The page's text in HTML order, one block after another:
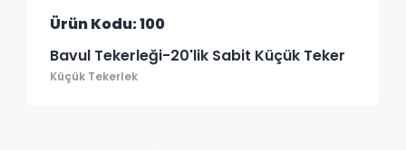
Ürün Kodu: 100
Bavul Tekerleği-20'lik Sabit Küçük Teker
Küçük Tekerlek